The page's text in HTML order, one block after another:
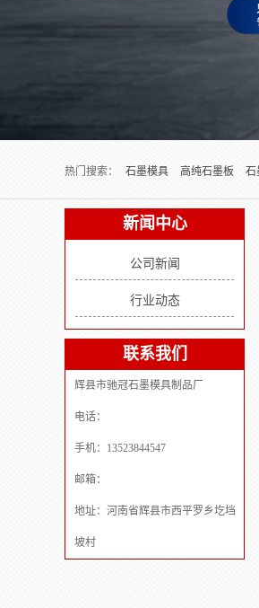
热门搜索：
石墨模具 高纯石墨板 石
新闻中心
公司新闻
行业动态
联系我们
辉县市驰冠石墨模具制品厂
电话：
手机：13523844547
邮箱：
地址：河南省辉县市西平罗乡圪垱
坡村